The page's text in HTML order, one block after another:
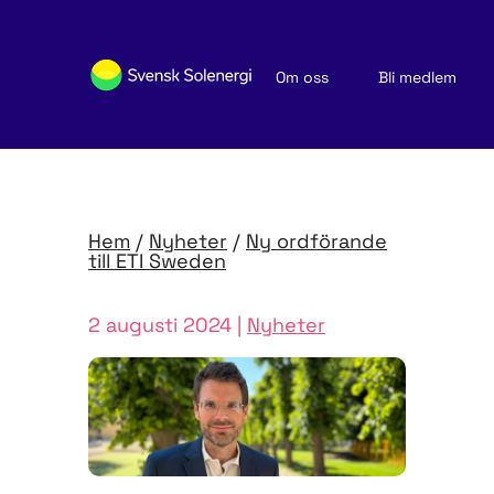
Om oss
Bli medlem
Nyheter och publikationer
Hem / Nyheter / Ny ordförande
till ETI Sweden
2 augusti 2024 | Nyheter